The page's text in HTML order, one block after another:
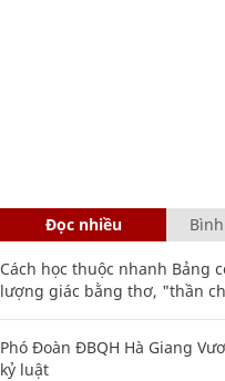
Đọc nhiều
Cách học thuộc nhanh Bảng
lượng giác bằng thơ, "thần
Phó Đoàn ĐBQH Hà Giang
kỷ luật